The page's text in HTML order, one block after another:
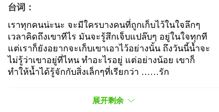
台词：
เราทุกคนน่ะนะ จะมีใครบางคนที่ถูกเก็บไว้ในใจลึกๆ
เวลาคิดถึงเขาทีไร มันจะรู้สึกเจ็บแปล๊บๆ อยู่ในใจทุกที
แต่เราก็ยังอยากจะเก็บเขาเอาไว้อย่างนั้น ถึงวันนี้น้ำจะ
ไม่รู้ว่าเขาอยู่ที่ไหน ทำอะไรอยู่ แต่อย่างน้อย เขาก็
ทำให้น้ำได้รู้จักกับสิ่งเล็กๆที่เรียกว่า ……รัก
想起他的时候，会觉得有一点点心痛，但我们
意把他留在心底。就算今天，我不知道他
展开剩余